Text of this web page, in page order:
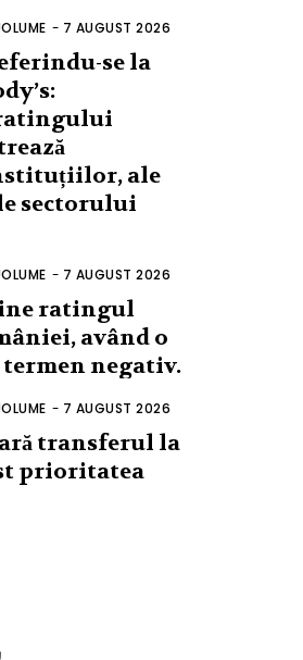
- 7 AUGUST 2026
se la
ratingului
ale
sectorului
- 7 AUGUST 2026
ratingul
având o
termen negativ.
- 7 AUGUST 2026
transferul la
prioritatea